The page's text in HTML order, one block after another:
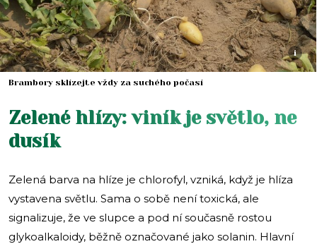
i
Brambory sklízejte vždy za suchého počasí
Zelené hlízy: viník je světlo, ne
dusík
Zelená barva na hlíze je chlorofyl, vzniká, když je hlíza
vystavena světlu. Sama o sobě není toxická, ale
signalizuje, že ve slupce a pod ní současně rostou
glykoalkaloidy, běžně označované jako solanin. Hlavní